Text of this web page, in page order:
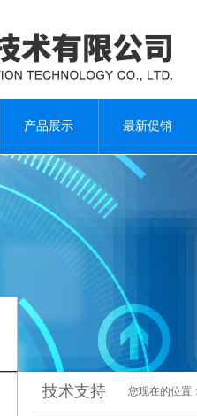
产品展示 最新促销
技术支持 您现在的位置